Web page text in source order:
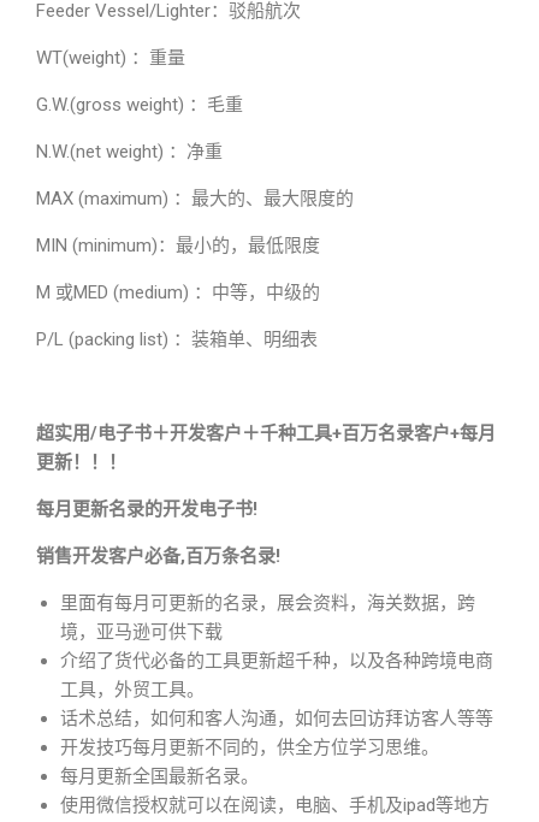
Feeder Vessel/Lighter：驳船航次
WT(weight) ：重量
G.W.(gross weight) ：毛重
N.W.(net weight) ：净重
MAX (maximum) ：最大的、最大限度的
MIN (minimum)：最小的，最低限度
M 或MED (medium) ：中等，中级的
P/L (packing list) ：装箱单、明细表
超实用/电子书＋开发客户＋千种工具+百万名录客户+每月
更新！！！
每月更新名录的开发电子书!
销售开发客户必备,百万条名录!
里面有每月可更新的名录，展会资料，海关数据，跨
境，亚马逊可供下载
介绍了货代必备的工具更新超千种，以及各种跨境电商
工具，外贸工具。
话术总结，如何和客人沟通，如何去回访拜访客人等等
开发技巧每月更新不同的，供全方位学习思维。
每月更新全国最新名录。
使用微信授权就可以在阅读，电脑、手机及ipad等地方